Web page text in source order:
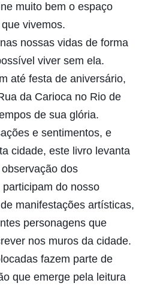
muito bem o espaço
vivemos.
nossas vidas de forma
viver sem ela.
até festa de aniversário,
da Carioca no Rio de
de sua glória.
e sentimentos, e
cidade, este livro levanta
dos
do nosso
manifestações artísticas,
personagens que
nos muros da cidade.
fazem parte de
que emerge pela leitura